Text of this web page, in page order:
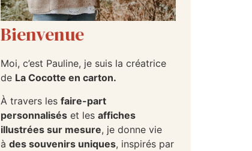
Bienvenue
Moi, c’est Pauline, je suis la créatrice
de La Cocotte en carton.
À travers les faire-part
personnalisés et les affiches
illustrées sur mesure, je donne vie
à des souvenirs uniques, inspirés par